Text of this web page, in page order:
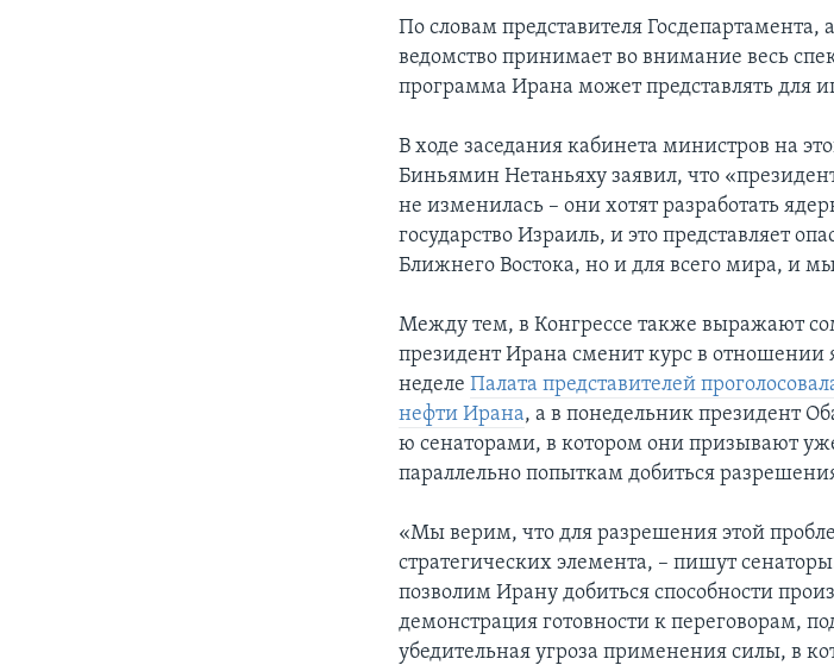
По словам представителя
ведомство принимает во внимание весь
программа Ирана может представлять для
В ходе заседания кабинета министров на
Биньямин Нетаньяху заявил, что
не изменилась – они хотят разработать
государство Израиль, и это представляет
Ближнего Востока, но и для всего мира, и
Между тем, в Конгрессе также выражают
президент Ирана сменит курс в
неделеПалата представителей
нефти Ирана, а в понедельник президент
ю сенаторами, в котором они призывают
параллельно попыткам добиться
«Мы верим, что для разрешения этой
стратегических элемента, – пишут
позволим Ирану добиться способности
демонстрация готовности к переговорам,
убедительная угроза применения силы, в